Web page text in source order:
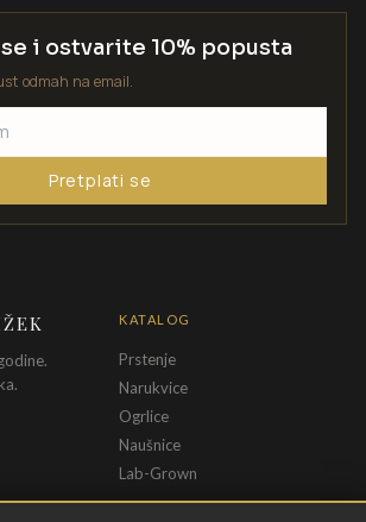
i ostvarite 10% popusta
odmah na email.
Pretplati se
KATALOG
Prstenje
Narukvice
Ogrlice
Naušnice
Lab-Grown